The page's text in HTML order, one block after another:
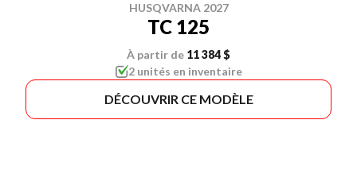
HUSQVARNA 2027
TC 125
À partir de 11 384 $
2 unités en inventaire
DÉCOUVRIR CE MODÈLE